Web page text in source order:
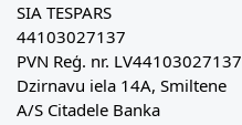
SIA TESPARS
44103027137
PVN Reģ. nr. LV44103027137
Dzirnavu iela 14A, Smiltene
A/S Citadele Banka